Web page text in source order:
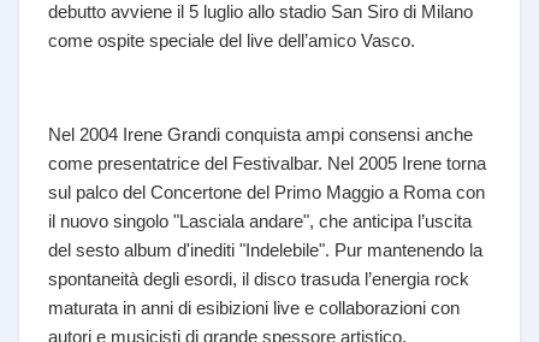
debutto avviene il 5 luglio allo stadio San Siro di Milano
come ospite speciale del live dell’amico Vasco.
Nel 2004 Irene Grandi conquista ampi consensi anche
come presentatrice del Festivalbar. Nel 2005 Irene torna
sul palco del Concertone del Primo Maggio a Roma con
il nuovo singolo "Lasciala andare", che anticipa l’uscita
del sesto album d'inediti "Indelebile". Pur mantenendo la
spontaneità degli esordi, il disco trasuda l’energia rock
maturata in anni di esibizioni live e collaborazioni con
autori e musicisti di grande spessore artistico.